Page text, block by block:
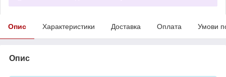
Опис Характеристики Доставка Оплата Умови
Опис